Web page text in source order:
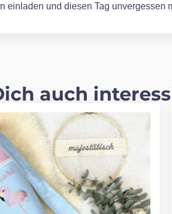
einladen und diesen Tag unvergessen
auch